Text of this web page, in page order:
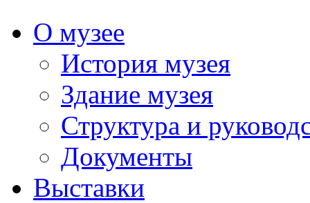
О музее
История музея
Здание музея
Структура и
Документы
Выставки